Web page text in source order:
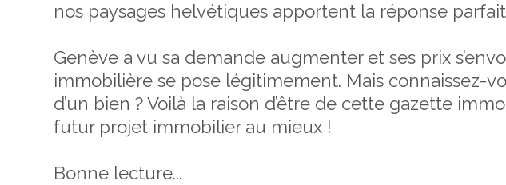
nos paysages helvétiques apportent la réponse
Genève a vu sa demande augmenter et ses prix
immobilière se pose légitimement. Mais connaissez-
d’un bien ? Voilà la raison d’être de cette gazette
futur projet immobilier au mieux !
Bonne lecture...